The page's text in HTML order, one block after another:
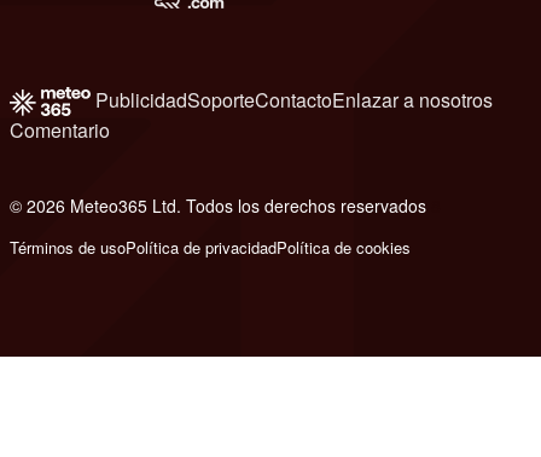
PublicidadSoporteContactoEnlazar a nosotros
Comentario
© 2026 Meteo365 Ltd. Todos los derechos reservados
Términos de usoPolítica de privacidadPolítica de cookies